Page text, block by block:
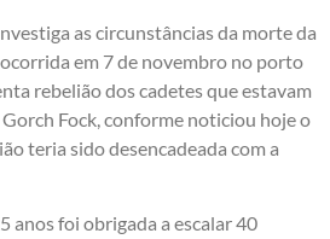
as circunstâncias da morte da
ocorrida em 7 de novembro no porto
rebelião dos cadetes que estavam
Fock, conforme noticiou hoje o
teria sido desencadeada com a
anos foi obrigada a escalar 40